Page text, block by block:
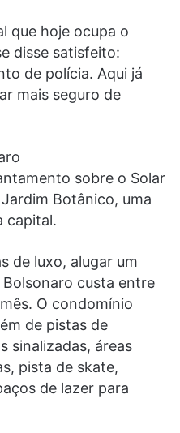
que hoje ocupa o
disse satisfeito:
de polícia. Aqui já
mais seguro de
sobre o Solar
Botânico, uma
capital.
de luxo, alugar um
custa entre
O condomínio
de pistas de
sinalizadas, áreas
pista de skate,
de lazer para